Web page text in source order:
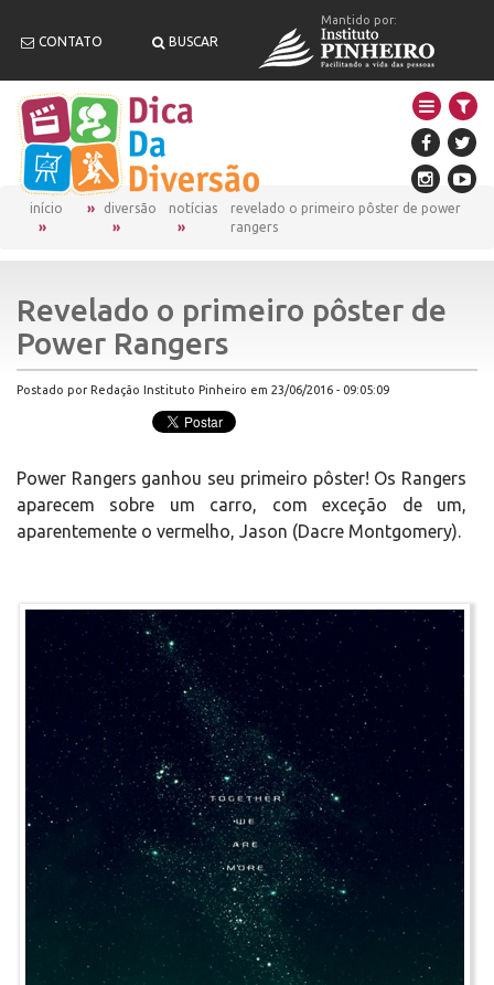
CONTATO BUSCAR
Mantido por:
início diversão notícias
revelado o primeiro pôster de power
rangers
Revelado o primeiro pôster de
Power Rangers
Postado por Redação Instituto Pinheiro em 23/06/2016 - 09:05:09
Power Rangers ganhou seu primeiro pôster! Os Rangers
aparecem sobre um carro, com exceção de um,
aparentemente o vermelho, Jason (Dacre Montgomery).